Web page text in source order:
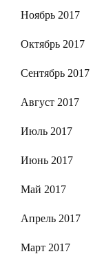
Ноябрь 2017
Октябрь 2017
Сентябрь 2017
Август 2017
Июль 2017
Июнь 2017
Май 2017
Апрель 2017
Март 2017